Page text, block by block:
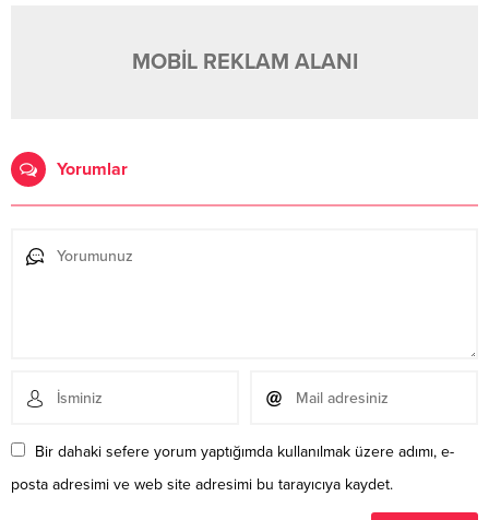
MOBİL REKLAM ALANI
Yorumlar
Bir dahaki sefere yorum yaptığımda kullanılmak üzere adımı, e-
posta adresimi ve web site adresimi bu tarayıcıya kaydet.